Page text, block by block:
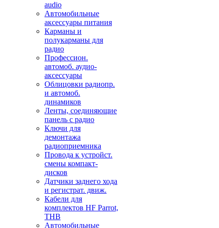
audio
Автомобильные
аксессуары питания
Карманы и
полукарманы для
радио
Профессион.
автомоб. аудио-
аксессуары
Облицовки радиопр.
и автомоб.
динамиков
Ленты, соединяющие
панель с радио
Ключи для
демонтажа
радиоприемника
Провода к устройст.
смены компакт-
дисков
Датчики заднего хода
и регистрат. движ.
Кабели для
комплектов HF Parrot,
THB
Автомобильные